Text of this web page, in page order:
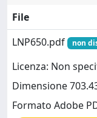
File
LNP650.pdf
non
Licenza: Non
Dimensione
Formato Adobe